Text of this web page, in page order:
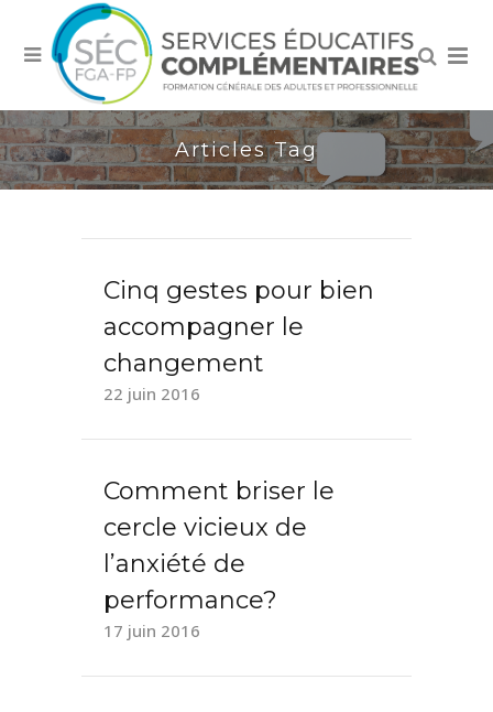
Articles Tag
Cinq gestes pour bien
accompagner le
changement
22 juin 2016
Comment briser le
cercle vicieux de
l’anxiété de
performance?
17 juin 2016